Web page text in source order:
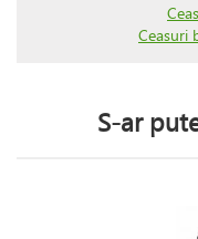
Ceasuri
S-ar